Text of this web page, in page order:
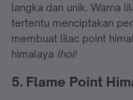
langka dan unik. Warna
tertentu menciptakan
membuat lilac point
himalaya lhoi!
5. Flame Point